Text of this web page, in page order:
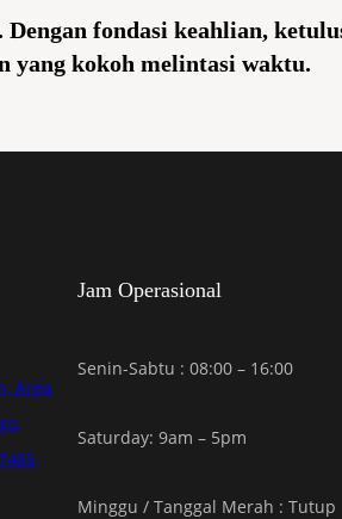
fondasi keahlian,
yang kokoh melintasi waktu.
Area
Jam Operasional
Senin-Sabtu : 08:00 – 16:00
Saturday: 9am – 5pm
Minggu / Tanggal Merah : Tutup